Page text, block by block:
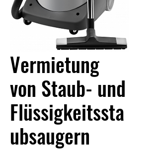
Vermietung
von Staub- und
Flüssigkeitssta
ubsaugern